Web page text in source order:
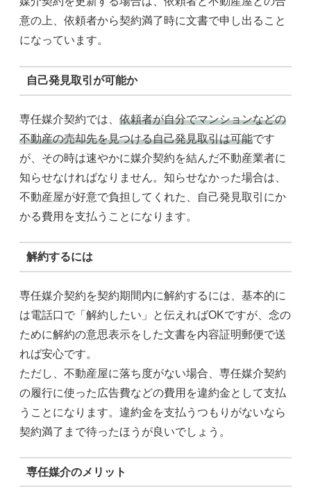
意の上、依頼者から契約満了時に文書で申し出ること
になっています。
自己発見取引が可能か
専任媒介契約では、 依頼者が自分でマンションなどの
不動産の売却先を見つける自己発見取引は可能です
が、その時は速やかに媒介契約を結んだ不動産業者に
知らせなければなりません。知らせなかった場合は、
不動産屋が好意で負担してくれた、自己発見取引にか
かる費用を支払うことになります。
解約するには
専任媒介契約を契約期間内に解約するには、基本的に
は電話口で「解約したい」と伝えればOKですが、念の
ために解約の意思表示をした文書を内容証明郵便で送
れば安心です。
ただし、不動産屋に落ち度がない場合、専任媒介契約
の履行に使った広告費などの費用を違約金として支払
うことになります。違約金を支払うつもりがないなら
契約満了まで待ったほうが良いでしょう。
専任媒介のメリット